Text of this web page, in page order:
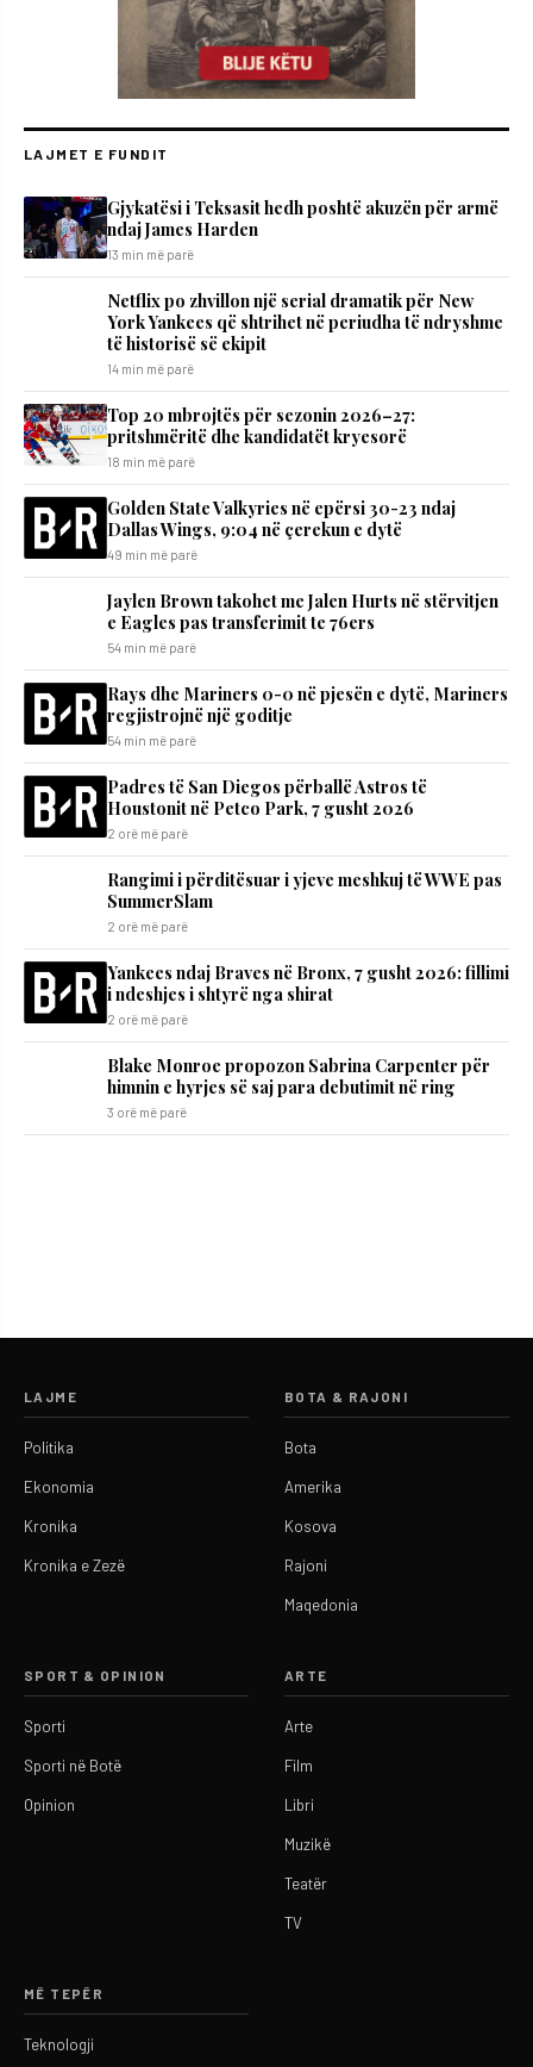
LAJMET E FUNDIT
Gjykatësi i Teksasit hedh poshtë akuzën për armë
ndaj James Harden
13 min më parë
Netflix po zhvillon një serial dramatik për New
York Yankees që shtrihet në periudha të ndryshme
të historisë së ekipit
14 min më parë
Top 20 mbrojtës për sezonin 2026–27:
pritshmëritë dhe kandidatët kryesorë
18 min më parë
Golden State Valkyries në epërsi 30-23 ndaj
Dallas Wings, 9:04 në çerekun e dytë
49 min më parë
Jaylen Brown takohet me Jalen Hurts në stërvitjen
e Eagles pas transferimit te 76ers
54 min më parë
Rays dhe Mariners 0-0 në pjesën e dytë, Mariners
regjistrojnë një goditje
54 min më parë
Padres të San Diegos përballë Astros të
Houstonit në Petco Park, 7 gusht 2026
2 orë më parë
Rangimi i përditësuar i yjeve meshkuj të WWE pas
SummerSlam
2 orë më parë
Yankees ndaj Braves në Bronx, 7 gusht 2026: fillimi
i ndeshjes i shtyrë nga shirat
2 orë më parë
Blake Monroe propozon Sabrina Carpenter për
himnin e hyrjes së saj para debutimit në ring
3 orë më parë
LAJME
Politika
Ekonomia
Kronika
Kronika e Zezë
BOTA & RAJONI
Bota
Amerika
Kosova
Rajoni
Maqedonia
SPORT & OPINION
Sporti
Sporti në Botë
Opinion
ARTE
Arte
Film
Libri
Muzikë
Teatër
TV
MË TEPËR
Teknologji